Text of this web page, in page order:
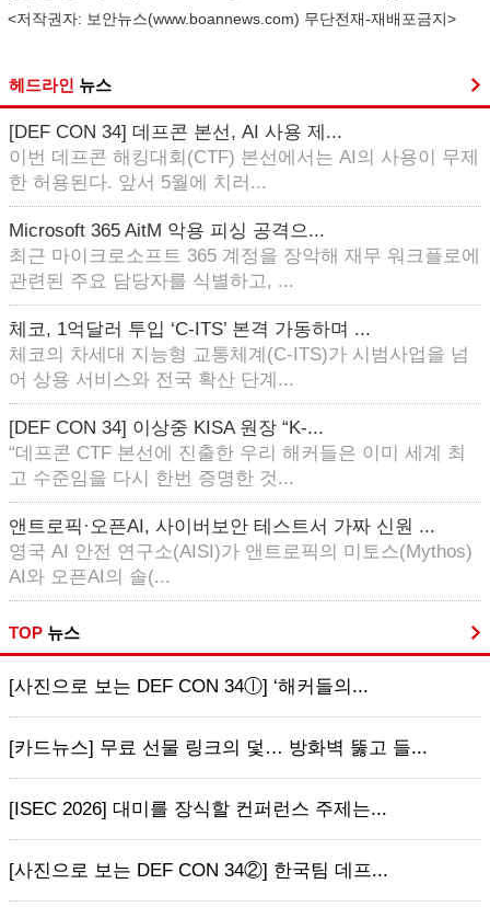
<저작권자: 보안뉴스(www.boannews.com) 무단전재-재배포금지>
헤드라인 뉴스
[DEF CON 34] 데프콘 본선, AI 사용 제...
이번 데프콘 해킹대회(CTF) 본선에서는 AI의 사용이 무제
한 허용된다. 앞서 5월에 치러...
Microsoft 365 AitM 악용 피싱 공격으...
최근 마이크로소프트 365 계정을 장악해 재무 워크플로에
관련된 주요 담당자를 식별하고, ...
체코, 1억달러 투입 ‘C-ITS’ 본격 가동하며 ...
체코의 차세대 지능형 교통체계(C-ITS)가 시범사업을 넘
어 상용 서비스와 전국 확산 단계...
[DEF CON 34] 이상중 KISA 원장 “K-...
“데프콘 CTF 본선에 진출한 우리 해커들은 이미 세계 최
고 수준임을 다시 한번 증명한 것...
앤트로픽·오픈AI, 사이버보안 테스트서 가짜 신원 ...
영국 AI 안전 연구소(AISI)가 앤트로픽의 미토스(Mythos)
AI와 오픈AI의 솔(...
TOP 뉴스
[사진으로 보는 DEF CON 34ⓛ] ‘해커들의...
[카드뉴스] 무료 선물 링크의 덫… 방화벽 뚫고 들...
[ISEC 2026] 대미를 장식할 컨퍼런스 주제는...
[사진으로 보는 DEF CON 34②] 한국팀 데프...